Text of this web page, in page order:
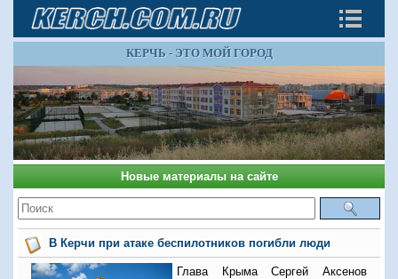
КЕРЧЬ - ЭТО МОЙ ГОРОД
Новые материалы на сайте
В Керчи при атаке беспилотников погибли люди
Глава Крыма Сергей Аксенов